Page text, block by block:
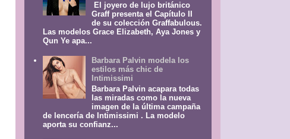
El joyero de lujo británico
Graff presenta el Capítulo II
de su colección Graffabulous.
Las modelos Grace Elizabeth, Aya Jones y
Qun Ye apa...
Barbara Palvin modela los
estilos más chic de
Intimissimi
Barbara Palvin acapara todas
las miradas como la nueva
imagen de la última campaña
de lencería de Intimissimi . La modelo
aporta su confianz...